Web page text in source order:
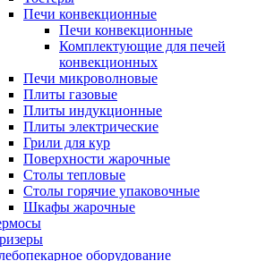
Печи конвекционные
Печи конвекционные
Комплектующие для печей
конвекционных
Печи микроволновые
Плиты газовые
Плиты индукционные
Плиты электрические
Грили для кур
Поверхности жарочные
Столы тепловые
Столы горячие упаковочные
Шкафы жарочные
оборудование